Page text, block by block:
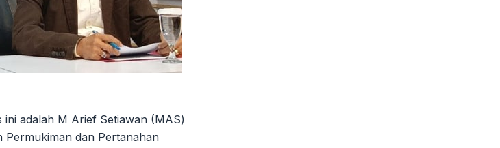
ini adalah M Arief Setiawan (MAS)
Permukiman dan Pertanahan